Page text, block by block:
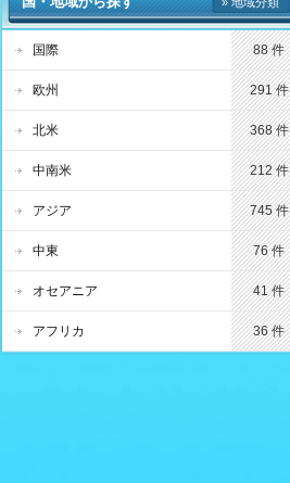
国際 88 件
欧州 291 件
北米 368 件
中南米 212 件
アジア 745 件
中東 76 件
オセアニア 41 件
アフリカ 36 件